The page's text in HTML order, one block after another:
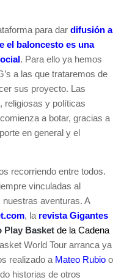
para dar difusión a
el baloncesto es una
. Para ello ya hemos
a las que trataremos de
sus proyecto. Las
religiosas y políticas
a botar, gracias a
en general y el
recorriendo entre todos.
vinculadas al
aventuras. A
, la revista Gigantes
Play Basket de la Cadena
World Tour arranca ya
realizado a Mateo Rubio o
historias de otros